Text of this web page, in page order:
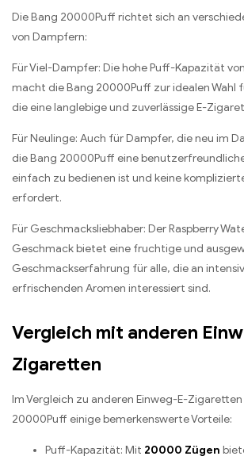
Die Bang 20000Puff richtet sich an
von Dampfern:
Für Viel-Dampfer: Die hohe Puff-Kapazität
macht die Bang 20000Puff zur idealen Wahl
die eine langlebige und zuverlässige E-
Für Neulinge: Auch für Dampfer, die neu im
die Bang 20000Puff eine
einfach zu bedienen ist und keine
erfordert.
Für Geschmacksliebhaber: Der Raspberry
Geschmack bietet eine fruchtige und
Geschmackserfahrung für alle, die an
erfrischenden Aromen interessiert sind.
Vergleich mit anderen
Zigaretten
Im Vergleich zu anderen Einweg-E-
20000Puff einige bemerkenswerte Vorteile:
Puff-Kapazität: Mit 20000 Zügen